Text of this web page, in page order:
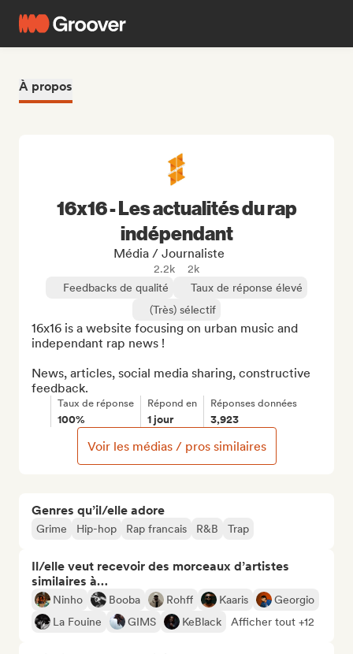
À propos
Genres qu’il/elle adore
Grime Hip-hop Rap francais R&B Trap
Il/elle veut recevoir des morceaux d’artistes
similaires à…
Ninho Booba Rohff Kaaris
Georgio
La Fouine
GIMS KeBlack Afficher tout +12
16x16 - Les actualités du rap
indépendant
Média / Journaliste
2.2k
2k
Feedbacks de qualité
Taux de réponse élevé
(Très) sélectif
16x16 is a website focusing on urban music and
independant rap news !
News, articles, social media sharing, constructive
feedback.
Taux de réponse
100%
Répond en
1 jour
Réponses données
3,923
Voir les médias / pros similaires